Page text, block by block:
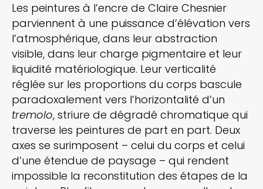
Les peintures à l’encre de Claire Chesnier
parviennent à une puissance d’élévation vers
l’atmosphérique, dans leur abstraction
visible, dans leur charge pigmentaire et leur
liquidité matériologique. Leur verticalité
réglée sur les proportions du corps bascule
paradoxalement vers l’horizontalité d’un
tremolo, striure de dégradé chromatique qui
traverse les peintures de part en part. Deux
axes se surimposent – celui du corps et celui
d’une étendue de paysage – qui rendent
impossible la reconstitution des étapes de la